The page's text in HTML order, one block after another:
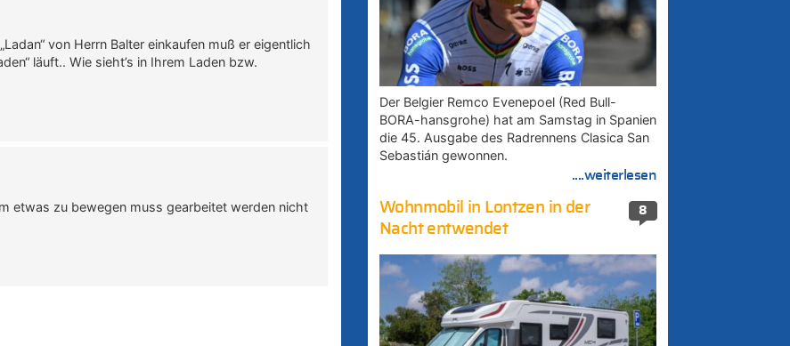
von Herrn Balter einkaufen muß er eigentlich
läuft.. Wie sieht’s in Ihrem Laden bzw.
etwas zu bewegen muss gearbeitet werden nicht
Der Belgier Remco Evenepoel (Red Bull-
BORA-hansgrohe) hat am Samstag in Spanien
die 45. Ausgabe des Radrennens Clasica San
Sebastián gewonnen.
....weiterlesen
8
Wohnmobil in Lontzen in der
Nacht entwendet